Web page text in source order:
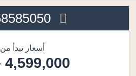
01158585050
أسعار تبدأ من
4,599,000 جنية